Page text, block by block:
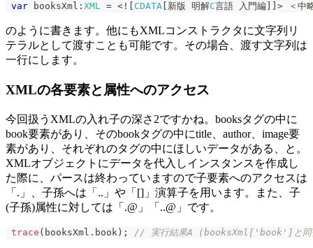
var booksXml : XML = < ! CDATA 新版 明解C言語 入門編 > ＜中
のように書きます。他にもXMLコンストラクタに文字列リ
テラルとして渡すことも可能です。その場合、渡す文字列は
一行にします。
XMLの各要素と属性へのアクセス
今回扱うXMLの入れ子の深さ2ですかね。booksタグの中に
book要素があり、そのbookタグの中にtitle、author、image要
素があり、それぞれのタグの中にほしいデータがある、と。
XMLオブジェクトにデータを代入しインスタンスを作成し
た際に、パースは終わっていますので子要素へのアクセスは
「.」、子孫へは「..」や「[]」演算子を用います。また、子
(子孫)属性に対しては「.@」「..@」です。
trace ( booksXml . book ) ; // 実行結果A (booksXml['book']